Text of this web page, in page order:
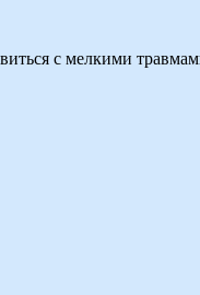
с мелкими